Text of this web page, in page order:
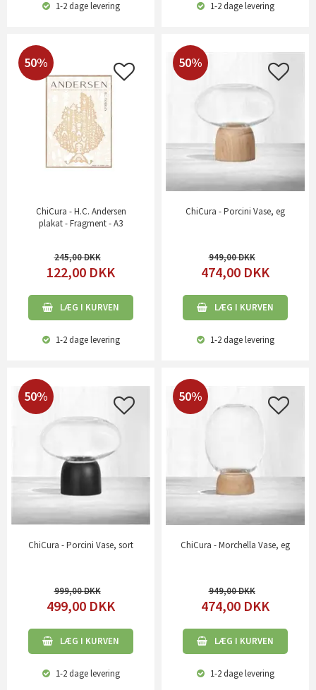
1-2 dagelevering 1-2 dagelevering
50%
ChiCura - H.C. Andersen
plakat - Fragment - A3
245,00
122,00 DKK
LÆG I KURVEN
1-2 dagelevering
50%
ChiCura - Porcini Vase, eg
949,00
474,00 DKK
LÆG I KURVEN
1-2 dagelevering
50%
ChiCura - Porcini Vase, sort
999,00
499,00 DKK
LÆG I KURVEN
1-2 dagelevering
50%
ChiCura - Morchella Vase, eg
949,00
474,00 DKK
LÆG I KURVEN
1-2 dagelevering